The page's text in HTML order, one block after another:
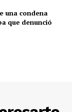
una condena
que denunció